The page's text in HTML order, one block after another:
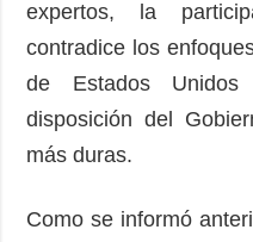
expertos, la
contradice los
de Estados
disposición del
más duras.
Como se informó